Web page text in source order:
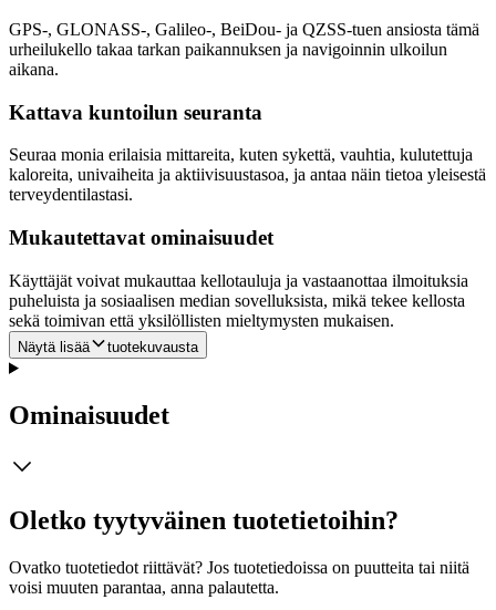
GPS-, GLONASS-, Galileo-, BeiDou- ja QZSS-tuen ansiosta tämä
urheilukello takaa tarkan paikannuksen ja navigoinnin ulkoilun
aikana.
Kattava kuntoilun seuranta
Seuraa monia erilaisia mittareita, kuten sykettä, vauhtia, kulutettuja
kaloreita, univaiheita ja aktiivisuustasoa, ja antaa näin tietoa yleisestä
terveydentilastasi.
Mukautettavat ominaisuudet
Käyttäjät voivat mukauttaa kellotauluja ja vastaanottaa ilmoituksia
puheluista ja sosiaalisen median sovelluksista, mikä tekee kellosta
sekä toimivan että yksilöllisten mieltymysten mukaisen.
Näytä lisää tuotekuvausta
Ominaisuudet
Oletko tyytyväinen tuotetietoihin?
Ovatko tuotetiedot riittävät? Jos tuotetiedoissa on puutteita tai niitä
voisi muuten parantaa, anna palautetta.